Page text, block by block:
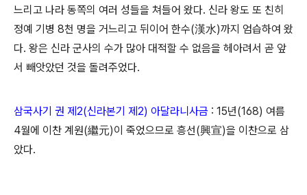
느리고 나라 동쪽의 여러 성들을 쳐들어 왔다. 신라 왕도 또 친히
정예 기병 8천 명을 거느리고 뒤이어 한수(漢水)까지 엄습하여 왔
다. 왕은 신라 군사의 수가 많아 대적할 수 없음을 헤아려서 곧 앞
서 빼앗았던 것을 돌려주었다.
삼국사기 권 제2(신라본기 제2) 아달라니사금 : 15년(168) 여름
4월에 이찬 계원(繼元)이 죽었으므로 흥선(興宣)을 이찬으로 삼
았다.